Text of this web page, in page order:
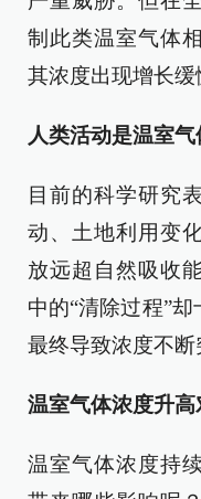
制此类温室气体
其浓度出现增长缓
人类活动是温室
目前的科学研究
动、土地利用变
放远超自然吸收
中的“清除过程”
最终导致浓度不断
温室气体浓度升
温室气体浓度持